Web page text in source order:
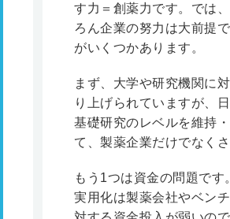
す力＝創薬力です。では
ろん企業の努力は大前提
がいくつかあります。
まず、大学や研究機関に
り上げられていますが、
基礎研究のレベルを維持
て、製薬企業だけでなく
もう1つは資金の問題です
実用化は製薬会社やベン